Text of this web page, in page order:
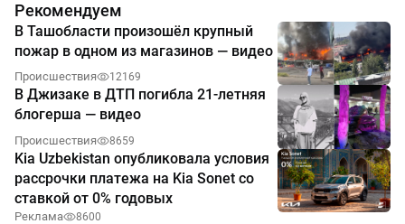
Рекомендуем
В Ташобласти произошёл крупный
пожар в одном из магазинов — видео
Происшествия 12169
В Джизаке в ДТП погибла 21-летняя
блогерша — видео
Происшествия 8659
Kia Uzbekistan опубликовала условия
рассрочки платежа на Kia Sonet со
ставкой от 0% годовых
Реклама 8600